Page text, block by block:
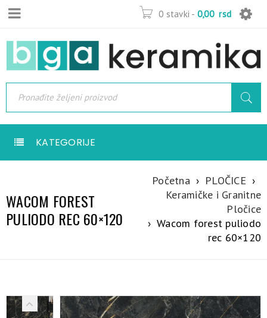
0 stavki - 0,00 rsd
KATEGORIJE
WACOM FOREST
PULIODO REC 60×120
Početna › PLOČICE ›
Keramičke i Granitne
Pločice
› Wacom forest puliodo
rec 60×120